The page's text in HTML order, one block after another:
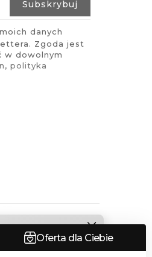
danych
Zgoda jest
w dowolnym
, polityka